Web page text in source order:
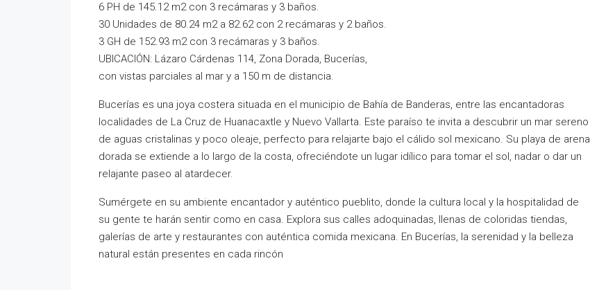
6 PH de 145.12 m2 con 3 recámaras y 3 baños.
30 Unidades de 80.24 m2 a 82.62 con 2 recámaras y 2 baños.
3 GH de 152.93 m2 con 3 recámaras y 3 baños.
UBICACIÓN: Lázaro Cárdenas 114, Zona Dorada, Bucerías,
con vistas parciales al mar y a 150 m de distancia.
Bucerías es una joya costera situada en el municipio de Bahía de Banderas, entre las encantadoras
localidades de La Cruz de Huanacaxtle y Nuevo Vallarta. Este paraíso te invita a descubrir un mar sereno
de aguas cristalinas y poco oleaje, perfecto para relajarte bajo el cálido sol mexicano. Su playa de arena
dorada se extiende a lo largo de la costa, ofreciéndote un lugar idílico para tomar el sol, nadar o dar un
relajante paseo al atardecer.
Sumérgete en su ambiente encantador y auténtico pueblito, donde la cultura local y la hospitalidad de
su gente te harán sentir como en casa. Explora sus calles adoquinadas, llenas de coloridas tiendas,
galerías de arte y restaurantes con auténtica comida mexicana. En Bucerías, la serenidad y la belleza
natural están presentes en cada rincón